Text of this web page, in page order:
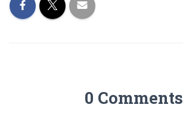
0 Comments